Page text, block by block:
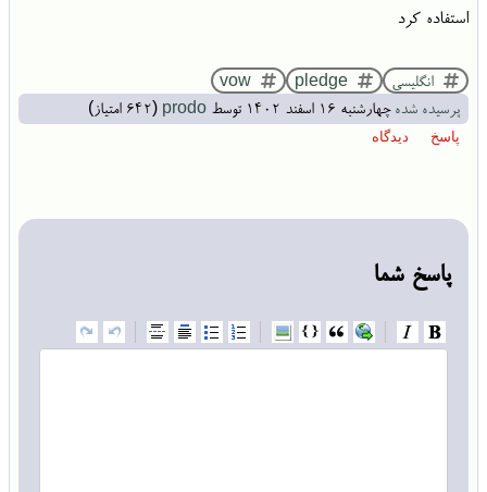
استفاده کرد
انگلیسی pledge
vow
پرسیده شده چهارشنبه ۱۶ اسفند ۱۴۰۲ توسط prodo
(
642 امتیاز)
پاسخ شما